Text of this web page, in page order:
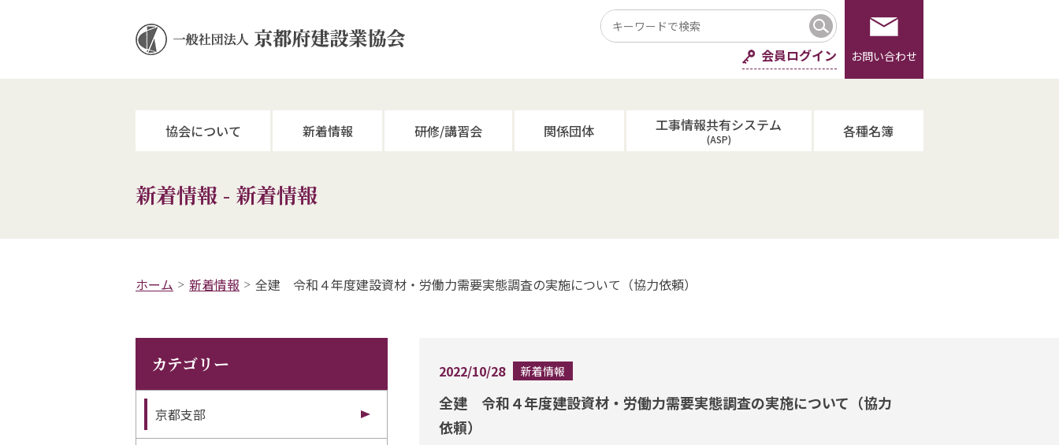
会員ログイン お問い合わせ
協会について 新着情報 研修/講習会 関係団体 工事情報共有システム
(ASP) 各種名簿
新着情報 - 新着情報
ホーム 新着情報 全建 令和４年度建設資材・労働力需要実態調査の実施について（協力依頼）
2022/10/28 新着情報
全建 令和４年度建設資材・労働力需要実態調査の実施について（協力
依頼）
カテゴリー
京都支部